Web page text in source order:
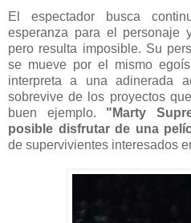
El espectador busca
esperanza para el personaje
pero resulta imposible. Su
se mueve por el mismo
interpreta a una adinerada
sobrevive de los proyectos
buen ejemplo. "Marty
posible disfrutar de una
de supervivientes interesados